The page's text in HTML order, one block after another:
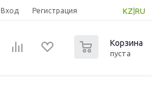
KZ RU
Вход Регистрация
Корзина
пуста